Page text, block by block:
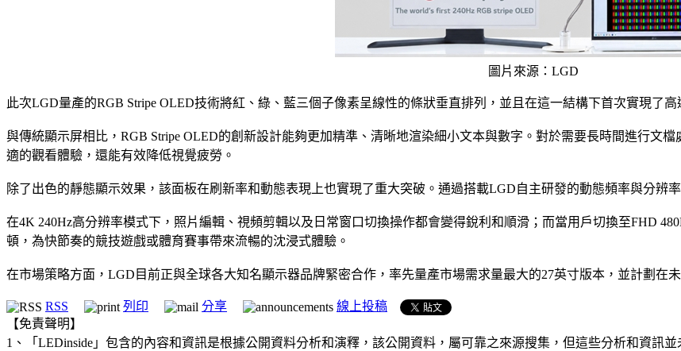
圖片來源：LGD
此次LGD量產的RGB Stripe OLED技術將紅、綠、藍三個子像素呈線性的條狀垂直排列，並且在這一結構下首次實現了高
與傳統顯示屏相比，RGB Stripe OLED的創新設計能夠更加精準、清晰地渲染細小文本與數字。對於需要長時間進行文
適的觀看體驗，還能有效降低視覺疲勞。
除了出色的靜態顯示效果，該面板在刷新率和動態表現上也實現了重大突破。通過搭載LGD自主研發的動態頻率與分辨
在4K 240Hz高分辨率模式下，照片編輯、視頻剪輯以及日常窗口切換操作都會變得銳利和順滑；而當用戶切換至FHD
頓，為快節奏的競技遊戲或體育賽事帶來流暢的沈浸式體驗。
在市場策略方面，LGD目前正與全球各大知名顯示器品牌緊密合作，率先量產市場需求量最大的27英寸版本，並計劃在
RSS 列印 分享
線上投稿
【免責聲明】
1、「LEDinside」包含的內容和資訊是根據公開資料分析和演釋，該公開資料，屬可靠之來源搜集，但這些分析和資訊